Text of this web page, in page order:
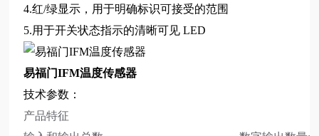
4.红/绿显示，用于明确标识可接受的范围
5.用于开关状态指示的清晰可见 LED
易福门IFM温度传感器
技术参数：
产品特征